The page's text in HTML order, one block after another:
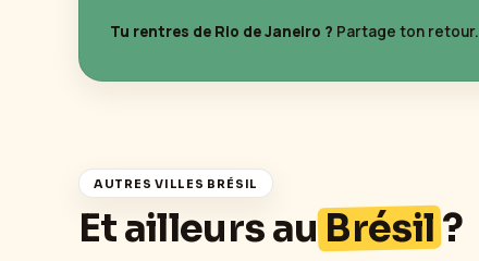
Tu rentres de Rio de Janeiro ? Partage ton retour.
AUTRES VILLES BRÉSIL
Et ailleurs auBrésil?